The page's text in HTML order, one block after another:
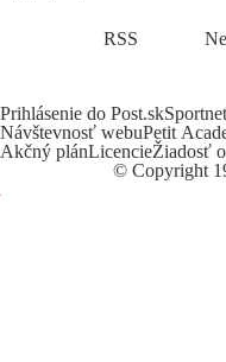
RSS
Prihlásenie do Post.skSportnet
Návštevnosť webuPetit
Akčný plánLicencieŽiadosť
© Copyright